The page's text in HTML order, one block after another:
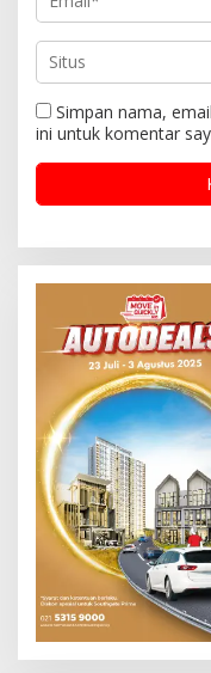
Simpan nama,
ini untuk komentar